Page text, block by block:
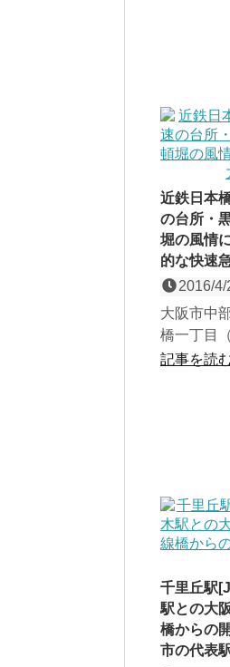
近鉄日本
の台所・
堀の風情
的な快速
2016/4/
大阪市中
橋一丁目
線（奈良
記事を読
千里丘駅
駅との大
橋からの
市の代表